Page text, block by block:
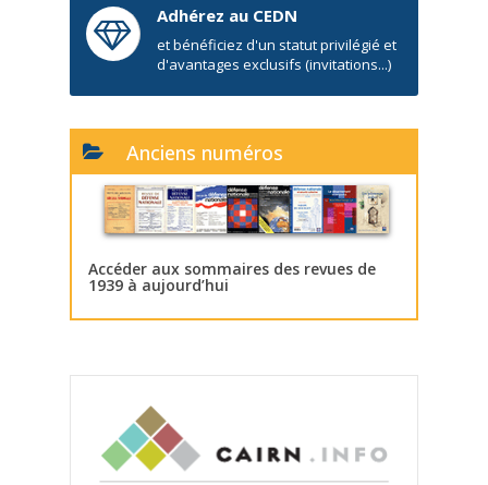
Adhérez au CEDN
et bénéficiez d'un statut privilégié et
d'avantages exclusifs (invitations...)
Anciens numéros
Accéder aux sommaires des revues de
1939 à aujourd’hui